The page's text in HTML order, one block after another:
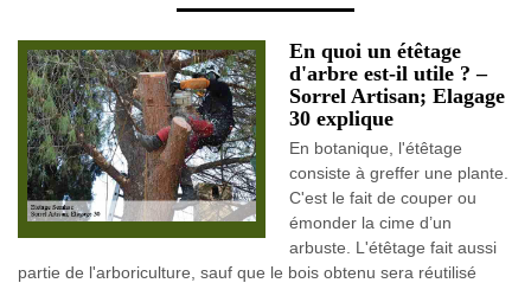
En quoi un étêtage
d'arbre est-il utile ? –
Sorrel Artisan; Elagage
30 explique
En botanique, l'étêtage
consiste à greffer une plante.
C'est le fait de couper ou
émonder la cime d’un
arbuste. L'étêtage fait aussi
partie de l'arboriculture, sauf que le bois obtenu sera réutilisé